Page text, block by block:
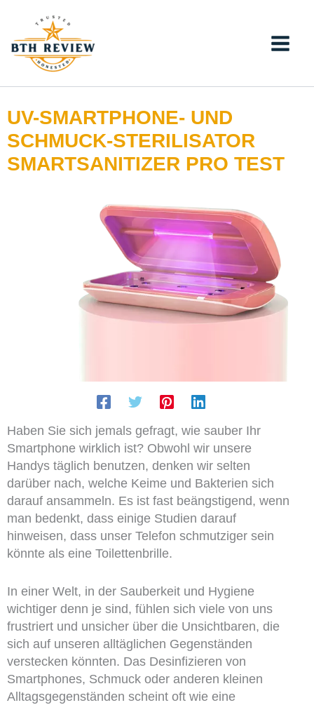
springen
UV-SMARTPHONE- UND
SCHMUCK-STERILISATOR
SMARTSANITIZER PRO TEST
Haben Sie sich jemals gefragt, wie sauber Ihr
Smartphone wirklich ist? Obwohl wir unsere
Handys täglich benutzen, denken wir selten
darüber nach, welche Keime und Bakterien sich
darauf ansammeln. Es ist fast beängstigend, wenn
man bedenkt, dass einige Studien darauf
hinweisen, dass unser Telefon schmutziger sein
könnte als eine Toilettenbrille.
In einer Welt, in der Sauberkeit und Hygiene
wichtiger denn je sind, fühlen sich viele von uns
frustriert und unsicher über die Unsichtbaren, die
sich auf unseren alltäglichen Gegenständen
verstecken könnten. Das Desinfizieren von
Smartphones, Schmuck oder anderen kleinen
Alltagsgegenständen scheint oft wie eine